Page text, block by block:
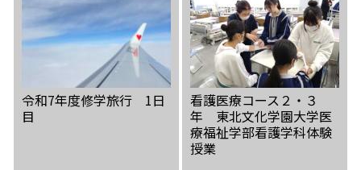
令和7年度修学旅行 1日
目
看護医療コース２・３
年 東北文化学園大学医
療福祉学部看護学科体験
授業